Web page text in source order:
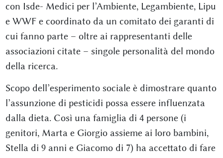
con Isde- Medici per l’Ambiente, Legambiente, Lipu
e WWF e coordinato da un comitato dei garanti di
cui fanno parte – oltre ai rappresentanti delle
associazioni citate – singole personalità del mondo
della ricerca.
Scopo dell’esperimento sociale è dimostrare quanto
l’assunzione di pesticidi possa essere influenzata
dalla dieta. Così una famiglia di 4 persone (i
genitori, Marta e Giorgio assieme ai loro bambini,
Stella di 9 anni e Giacomo di 7) ha accettato di fare